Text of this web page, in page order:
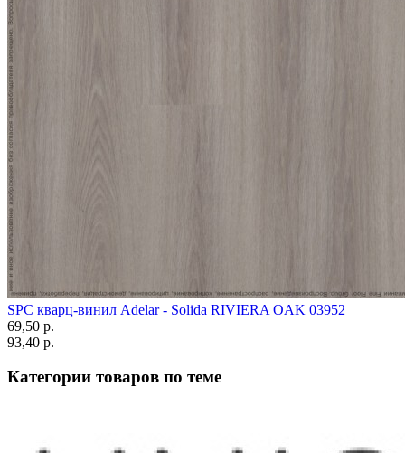
SPC кварц-винил Adelar - Solida RIVIERA OAK 03952
69,50 p.
93,40 p.
Категории товаров по теме